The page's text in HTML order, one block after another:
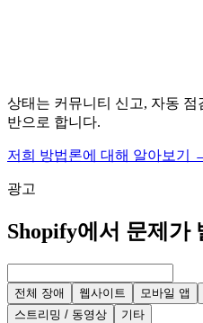
상태는 커뮤니티 신고, 자동 점
반으로 합니다.
저희 방법론에 대해 알아보기
광고
Shopify에서 문제가
전체 장애 웹사이트 모바일 앱
스트리밍 / 동영상
기타